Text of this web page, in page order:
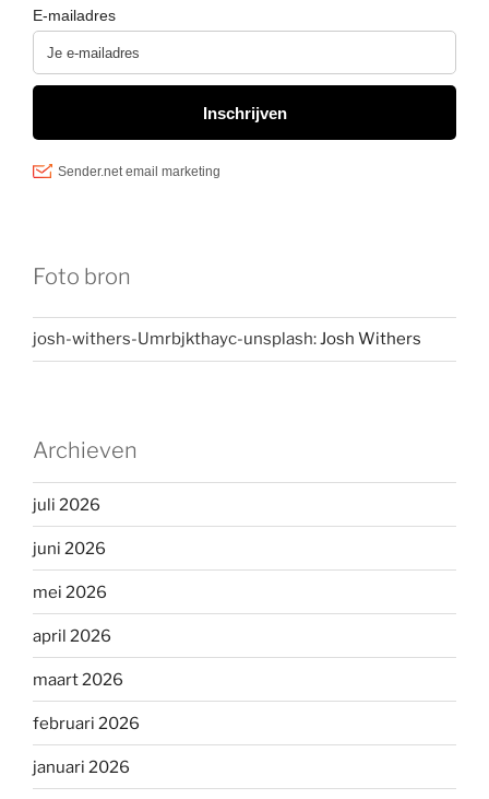
Foto bron
josh-withers-Umrbjkthayc-unsplash:Josh Withers
Archieven
juli 2026
juni 2026
mei 2026
april 2026
maart 2026
februari 2026
januari 2026